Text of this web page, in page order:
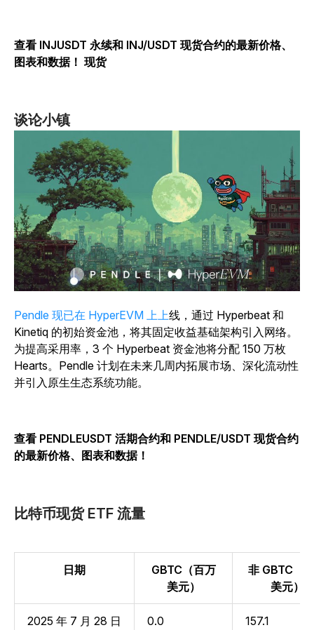
查看 INJUSDT 永续和 INJ/USDT 现货合约的最新价格、
图表和数据！ 现货
谈论小镇
Pendle 现已在 HyperEVM 上上线，通过 Hyperbeat 和
Kinetiq 的初始资金池，将其固定收益基础架构引入网络。
为提高采用率，3 个 Hyperbeat 资金池将分配 150 万枚
Hearts。Pendle 计划在未来几周内拓展市场、深化流动性
并引入原生生态系统功能。
查看 PENDLEUSDT 活期合约和 PENDLE/USDT 现货合约
的最新价格、图表和数据！
比特币现货 ETF 流量
日期
GBTC（百万
美元）
非 GBTC（
美元）
2025 年 7 月 28 日 0.0 157.1